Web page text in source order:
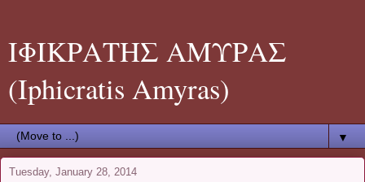
ΙΦΙΚΡΑΤΗΣ ΑΜΥΡΑΣ
(Iphicratis Amyras)
▼
Tuesday, January 28, 2014